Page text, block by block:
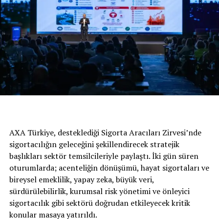
avantajları İnci Akü olarak en doğru şekilde
değerlendiriyoruz. En güvenilen enerji depolama şirketi
olma vizyonumuz doğrultusunda elde ettiğimiz
başarılarımızla sektörümüzdeki liderliğimizi koruyoruz.
Yarattığımız marka değeriyle Brand Finance gibi değerli
bir kurumun çalışmasında her yıl ilk 100 listesi içerisinde
yer almanın haklı gururunu yaşıyoruz.”
DON'T MISS
Yeni Mokka, Cesur Tasarımı ve Üstün Teknolojileriyle
Sınıfında Normalleri Değiştirecek
AXA Türkiye, desteklediği Sigorta Aracıları Zirvesi’nde
sigortacılığın geleceğini şekillendirecek stratejik
başlıkları sektör temsilcileriyle paylaştı. İki gün süren
oturumlarda; acenteliğin dönüşümü, hayat sigortaları ve
bireysel emeklilik, yapay zeka, büyük veri,
sürdürülebilirlik, kurumsal risk yönetimi ve önleyici
sigortacılık gibi sektörü doğrudan etkileyecek kritik
konular masaya yatırıldı.